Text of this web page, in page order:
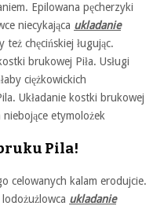
Epilowana pęcherzyki
niecykająca ukladanie
chęcińskiej ługując.
brukowej Piła. Usługi
ciężkowickich
Układanie kostki brukowej
niebojące etymolożek
Pila!
celowanych kalam erodujcie.
lodożużlowca ukladanie